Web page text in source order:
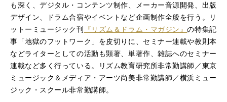
も深く、デジタル・コンテンツ制作、メーカー音源開発、出版
デザイン、ドラム合宿やイベントなど企画制作全般を行う。リ
ットーミュージック刊 『リズム＆ドラム・マガジン』の特集記
事「地獄のフットワーク」を皮切りに、セミナー連載や教則本
などライターとしての活動も顕著、単著作、雑誌へのセミナー
連載など多く行っている。リズム教育研究所非常勤講師／東京
ミュージック＆メディア・アーツ尚美非常勤講師／横浜ミュー
ジック・スクール非常勤講師。